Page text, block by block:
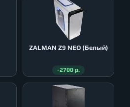
ZALMAN Z9 NEO (Белый)
-2700 р.